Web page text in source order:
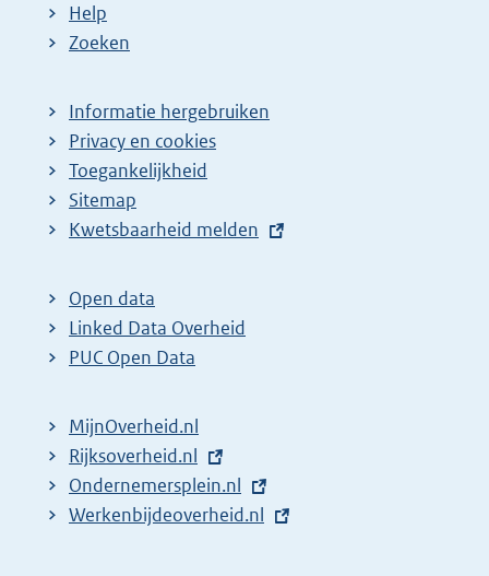
Help
Zoeken
Informatie hergebruiken
Privacy en cookies
Toegankelijkheid
Sitemap
E
t
e
r
l
i
n
k
Kwetsbaarheid melden
Open data
Linked Data Overheid
PUC Open Data
MijnOverheid.nl
E
x
t
Rijksoverheid.nl
E
x
Ondernemersplein.nl
E
Werkenbijdeoverheid.nl